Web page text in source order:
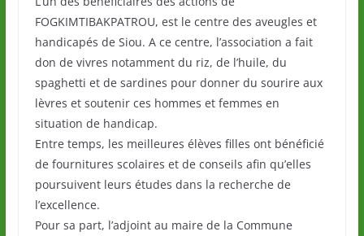
FOGKIMTIBAKPATROU, est le centre des aveugles et
handicapés de Siou. A ce centre, l’association a fait
don de vivres notamment du riz, de l’huile, du
spaghetti et de sardines pour donner du sourire aux
lèvres et soutenir ces hommes et femmes en
situation de handicap.
Entre temps, les meilleures élèves filles ont bénéficié
de fournitures scolaires et de conseils afin qu’elles
poursuivent leurs études dans la recherche de
l’excellence.
Pour sa part, l’adjoint au maire de la Commune